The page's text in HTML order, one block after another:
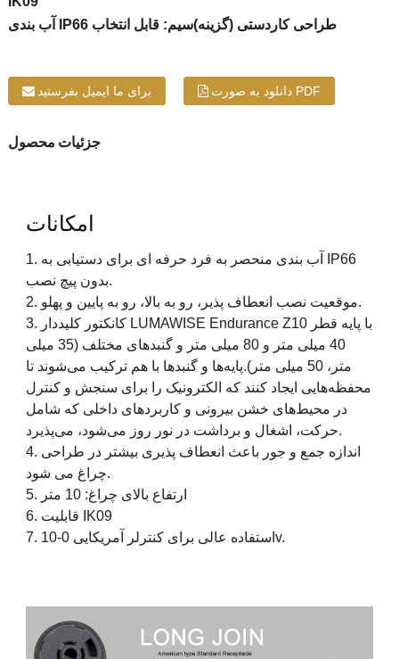
آب بندی IP66 طراحی کاردستی (گزینه)سیم: قابل انتخاب
برای ما ایمیل بفرستید دانلود به صورت PDF
جزئیات محصول
امکانات
1. آب بندی منحصر به فرد حرفه ای برای دستیابی به IP66
بدون پیچ نصب.
2. موقعیت نصب انعطاف پذیر، رو به بالا، رو به پایین و پهلو.
3. کانکتور کلیددار LUMAWISE Endurance Z10 با پایه قطر
40 میلی متر و 80 میلی متر و گنبدهای مختلف (35 میلی
متر، 50 میلی متر).پایه‌ها و گنبدها با هم ترکیب می‌شوند تا
محفظه‌هایی ایجاد کنند که الکترونیک را برای سنجش و کنترل
در محیط‌های خشن بیرونی و کاربردهای داخلی که شامل
حرکت، اشغال و برداشت در نور روز می‌شود، می‌پذیرد.
4. اندازه جمع و جور باعث انعطاف پذیری بیشتر در طراحی
چراغ می شود.
5. ارتفاع بالای چراغ: 10 متر
6. قابلیت IK09
7. استفاده عالی برای کنترلر آمریکایی 0-10v.